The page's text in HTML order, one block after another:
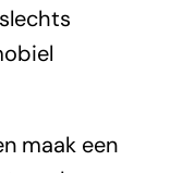
maak een